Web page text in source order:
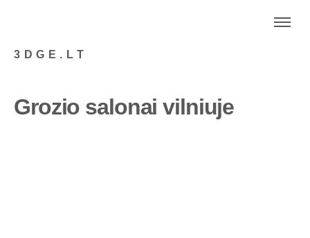
3DGE.LT
Grozio salonai vilniuje